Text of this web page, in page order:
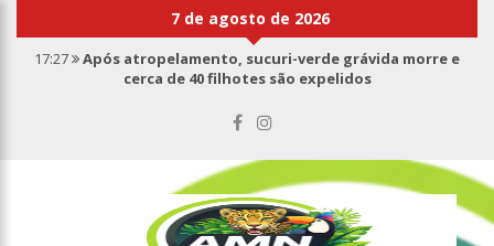
7 de agosto de 2026
17:27
Após atropelamento, sucuri-verde grávida morre e
cerca de 40 filhotes são expelidos
suspeita de botulismo
Saiba quem é Mazinho da Ecobarreira, candidato a vereador
de Manaus (vídeo)
Consumidores denunciam falta de preços em produtos e até
mau cheiro em freezer de supermercado na Cidade Nova